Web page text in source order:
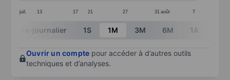
juil. 13 17 21 27 31 août 7
End of interactive chart.
Intra-journalier 1S 1M 3M 6M 1A
Ouvrir un compte pour accéder à d’autres outils
techniques et d’analyses.